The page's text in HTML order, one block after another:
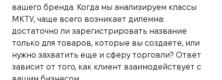
вашего бренда. Когда мы анализируем классы
МКТУ, чаще всего возникает дилемма:
достаточно ли зарегистрировать название
только для товаров, которые вы создаете, или
нужно захватить еще и сферу торговли? Ответ
зависит от того, как клиент взаимодействует с